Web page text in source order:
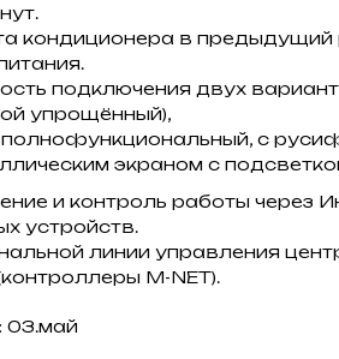
кондиционера в
подключения двух
упрощённый),
полнофункциональный, с
экраном с
и контроль работы через
устройств.
линии управления
M-NET).
03.май